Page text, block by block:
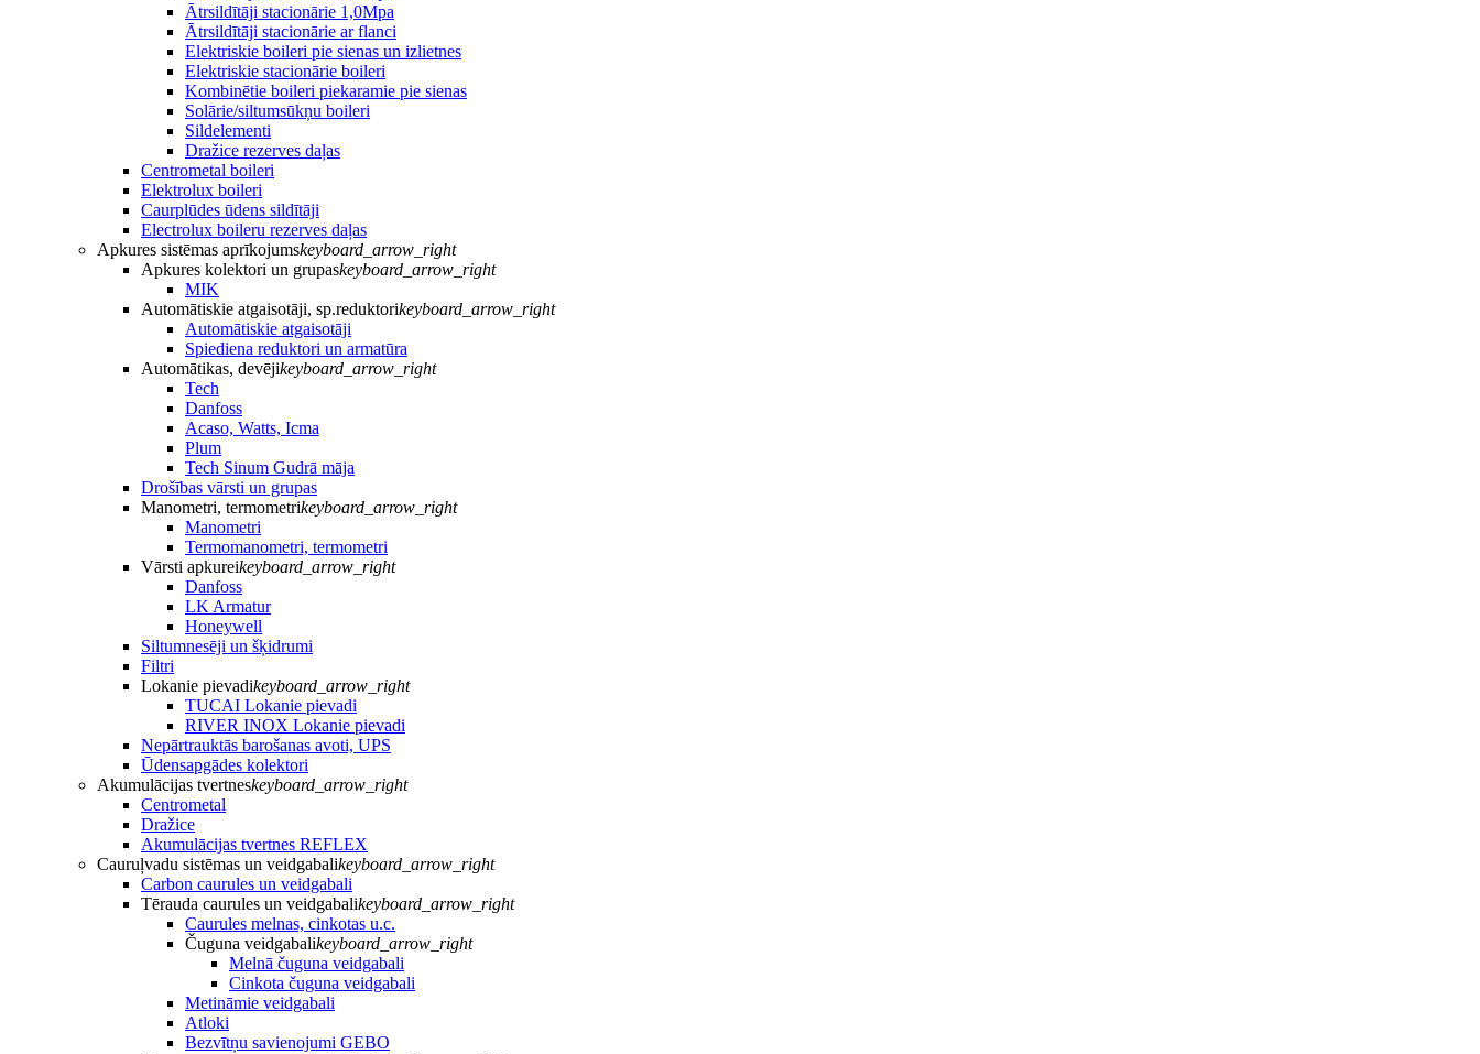
Ātrsildītāji stacionārie 1,0Mpa
Ātrsildītāji stacionārie ar flanci
Elektriskie boileri pie sienas un izlietnes
Elektriskie stacionārie boileri
Kombinētie boileri piekaramie pie sienas
Solārie/siltumsūkņu boileri
Sildelementi
Dražice rezerves daļas
Centrometal boileri
Elektrolux boileri
Caurplūdes ūdens sildītāji
Electrolux boileru rezerves daļas
Apkures sistēmas aprīkojumskeyboard_arrow_right
Apkures kolektori un grupaskeyboard_arrow_right
MIK
Automātiskie atgaisotāji, sp.reduktorikeyboard_arrow_right
Automātiskie atgaisotāji
Spiediena reduktori un armatūra
Automātikas, devējikeyboard_arrow_right
Tech
Danfoss
Acaso, Watts, Icma
Plum
Tech Sinum Gudrā māja
Drošības vārsti un grupas
Manometri, termometrikeyboard_arrow_right
Manometri
Termomanometri, termometri
Vārsti apkureikeyboard_arrow_right
Danfoss
LK Armatur
Honeywell
Siltumnesēji un šķidrumi
Filtri
Lokanie pievadikeyboard_arrow_right
TUCAI Lokanie pievadi
RIVER INOX Lokanie pievadi
Nepārtrauktās barošanas avoti, UPS
Ūdensapgādes kolektori
Akumulācijas tvertneskeyboard_arrow_right
Centrometal
Dražice
Akumulācijas tvertnes REFLEX
Cauruļvadu sistēmas un veidgabalikeyboard_arrow_right
Carbon caurules un veidgabali
Tērauda caurules un veidgabalikeyboard_arrow_right
Caurules melnas, cinkotas u.c.
Čuguna veidgabalikeyboard_arrow_right
Melnā čuguna veidgabali
Cinkota čuguna veidgabali
Metināmie veidgabali
Atloki
Bezvītņu savienojumi GEBO